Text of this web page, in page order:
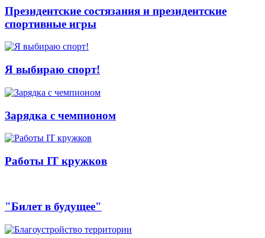
Президентские состязания и президентские
спортивные игры
Я выбираю спорт!
Зарядка с чемпионом
Работы IT кружков
"Билет в будущее"